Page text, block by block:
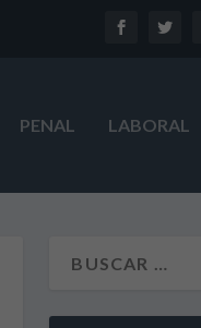
PENAL LABORAL